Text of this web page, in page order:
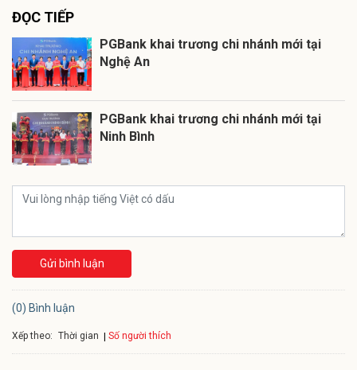
ĐỌC TIẾP
PGBank khai trương chi nhánh mới tại
Nghệ An
PGBank khai trương chi nhánh mới tại
Ninh Bình
Gửi bình luận
(0) Bình luận
Xếp theo: Thời gian Số người thích